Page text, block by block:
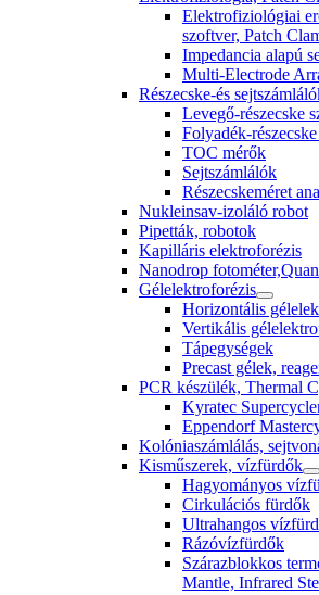
Elektrofiziológiai
szoftver, Patch
Impedancia alapú
Multi-Electrode
Részecske-és
Levegő-részecske
Folyadék-
TOC mérők
Sejtszámlálók
Részecskeméret
Nukleinsav-izoláló robot
Pipetták, robotok
Kapilláris elektroforézis
Nanodrop
Gélelektroforézis
Horizontális
Vertikális
Tápegységek
Precast gélek,
PCR készülék, Thermal
Kyratec
Eppendorf
Kolóniaszámlálás,
Kisműszerek, vízfürdők
Hagyományos
Cirkulációs fürdők
Ultrahangos
Rázóvízfürdők
Szárazblokkos
Mantle, Infrared